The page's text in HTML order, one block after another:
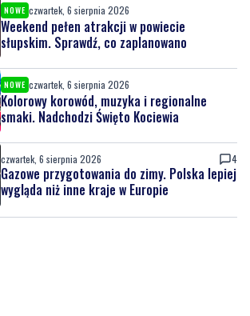
NOWE czwartek, 6 sierpnia 2026
Weekend pełen atrakcji w powiecie
słupskim. Sprawdź, co zaplanowano
NOWE czwartek, 6 sierpnia 2026
Kolorowy korowód, muzyka i regionalne
smaki. Nadchodzi Święto Kociewia
czwartek, 6 sierpnia 2026 4
Gazowe przygotowania do zimy. Polska lepiej
wygląda niż inne kraje w Europie